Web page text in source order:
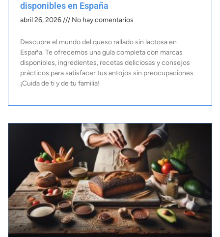
disponibles en España
abril 26, 2026 No hay comentarios
Descubre el mundo del queso rallado sin lactosa en
España. Te ofrecemos una guía completa con marcas
disponibles, ingredientes, recetas deliciosas y consejos
prácticos para satisfacer tus antojos sin preocupaciones.
¡Cuida de ti y de tu familia!